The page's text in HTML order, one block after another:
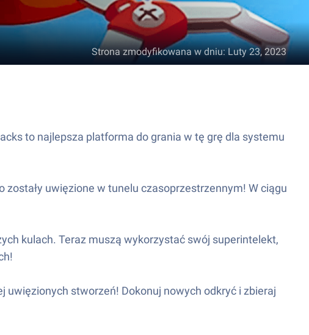
Strona zmodyfikowana w dniu:Luty 23, 2023
to najlepsza platforma do grania w tę grę dla systemu
uwięzione w tunelu czasoprzestrzennym! W ciągu
kulach. Teraz muszą wykorzystać swój superintelekt,
uwięzionych stworzeń! Dokonuj nowych odkryć i zbieraj